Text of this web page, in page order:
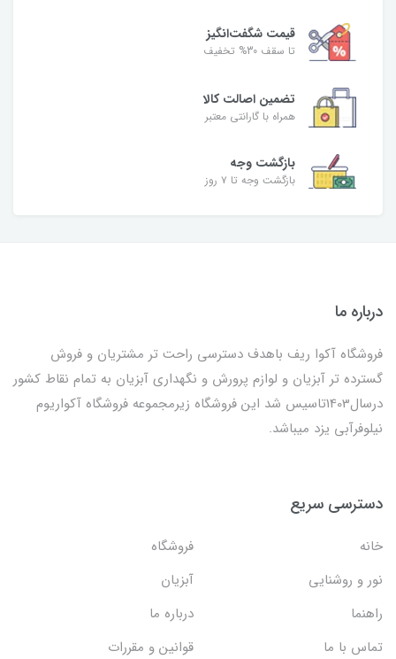
قیمت شگفت‌انگیز
تا سقف 30% تخفیف
تضمین اصالت کالا
همراه با گارانتی معتبر
بازگشت وجه
بازگشت وجه تا ۷ روز
درباره ما
فروشگاه آکوا ریف باهدف دسترسی راحت تر مشتریان و فروش
گسترده تر آبزیان و لوازم پرورش و نگهداری آبزیان به تمام نقاط کشور
درسال1403تاسیس شد این فروشگاه زیرمجموعه فروشگاه آکواریوم
نیلوفرآبی یزد میباشد.
دسترسی سریع
خانه
فروشگاه
نور و روشنایی
آبزیان
راهنما
درباره ما
تماس با ما
قوانین و مقررات